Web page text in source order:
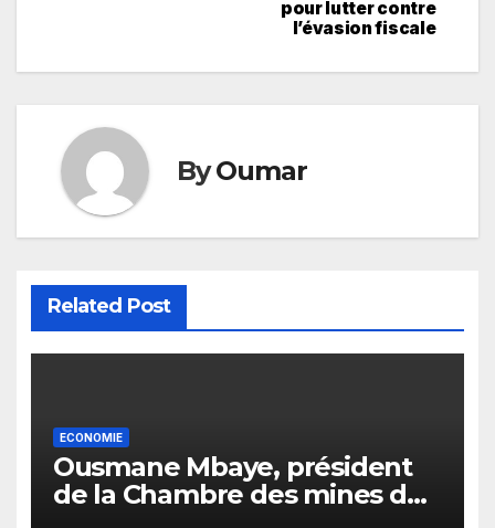
pour lutter contre
l’évasion fiscale
ByOumar
Related Post
ECONOMIE
Ousmane Mbaye, président
de la Chambre des mines du